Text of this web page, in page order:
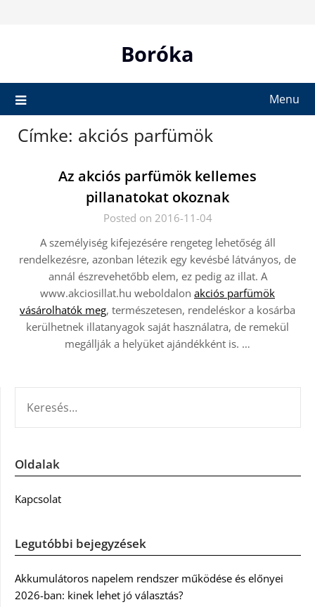
Boróka
Menu
Címke: akciós parfümök
Az akciós parfümök kellemes
pillanatokat okoznak
Posted on 2016-11-04
A személyiség kifejezésére rengeteg lehetőség áll
rendelkezésre, azonban létezik egy kevésbé látványos, de
annál észrevehetőbb elem, ez pedig az illat. A
www.akciosillat.hu weboldalon akciós parfümök
vásárolhatók meg, természetesen, rendeléskor a kosárba
kerülhetnek illatanyagok saját használatra, de remekül
megállják a helyüket ajándékként is. …
Oldalak
Kapcsolat
Legutóbbi bejegyzések
Akkumulátoros napelem rendszer működése és előnyei
2026-ban: kinek lehet jó választás?